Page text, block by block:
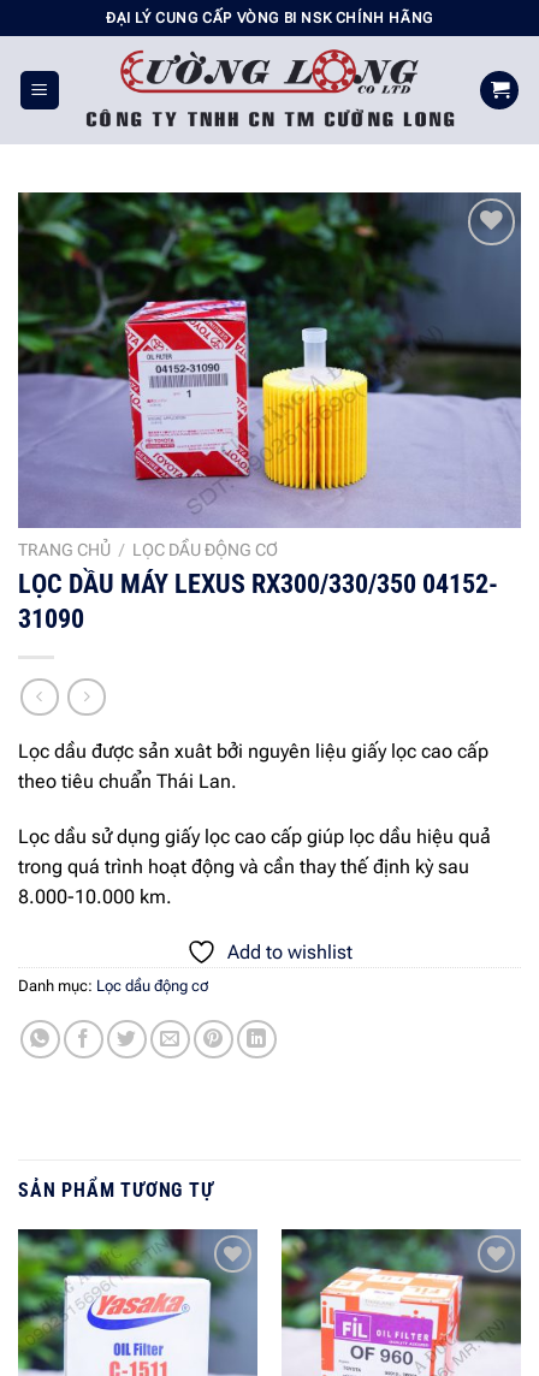
đến
nội
dung
ĐẠI LÝ CUNG CẤP VÒNG BI NSK CHÍNH HÃNG
TRANG CHỦ / LỌC DẦU ĐỘNG CƠ
LỌC DẦU MÁY LEXUS RX300/330/350 04152-
31090
Lọc dầu được sản xuât bởi nguyên liệu giấy lọc cao cấp
theo tiêu chuẩn Thái Lan.
Lọc dầu sử dụng giấy lọc cao cấp giúp lọc dầu hiệu quả
trong quá trình hoạt động và cần thay thế định kỳ sau
8.000-10.000 km.
Add to wishlist
Danh mục: Lọc dầu động cơ
SẢN PHẨM TƯƠNG TỰ
Add to
wishlist
Add to
wishlist